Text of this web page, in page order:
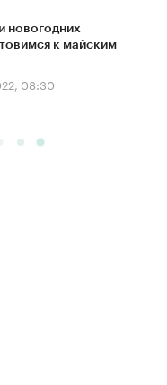
новогодних
к майским
08:30